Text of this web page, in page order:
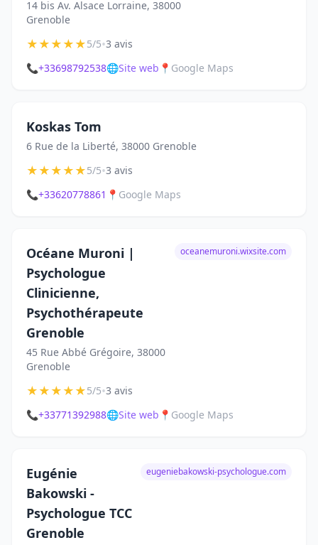
14 bis Av. Alsace Lorraine, 38000
Grenoble
★★★★★5/5•3 avis
📞+33698792538🌐Site web 📍 Google Maps
Koskas Tom
6 Rue de la Liberté, 38000 Grenoble
★★★★★5/5•3 avis
📞+33620778861 📍 Google Maps
Océane Muroni |
Psychologue
Clinicienne,
Psychothérapeute
Grenoble
45 Rue Abbé Grégoire, 38000
Grenoble
oceanemuroni.wixsite.com
★★★★★5/5•3 avis
📞+33771392988🌐Site web 📍 Google Maps
Eugénie
Bakowski -
Psychologue TCC
Grenoble
eugeniebakowski-psychologue.com